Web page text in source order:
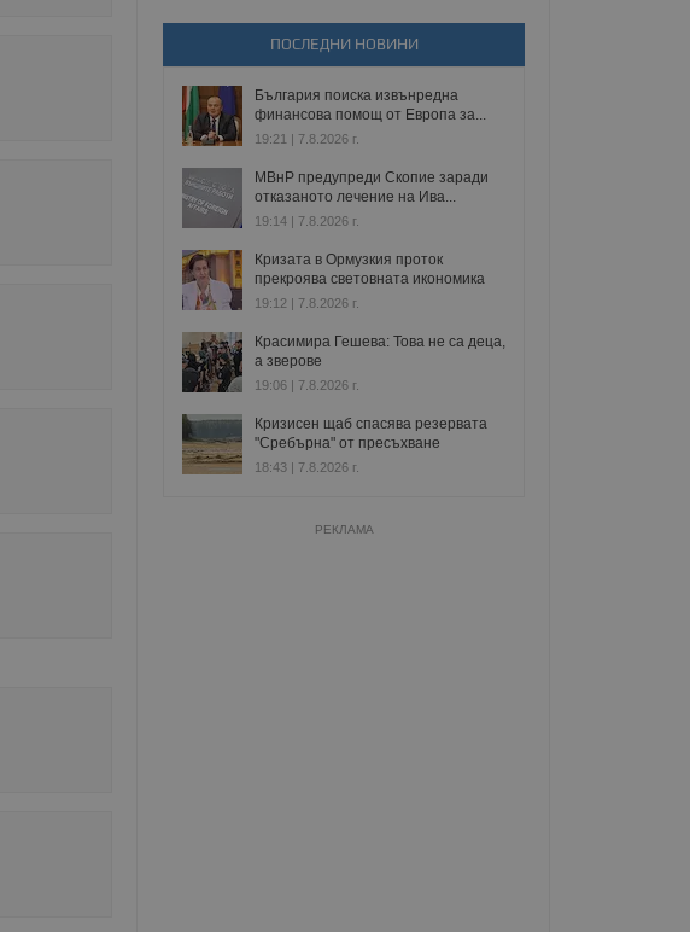
ПОСЛЕДНИ НОВИНИ
България поиска извънредна
финансова помощ от Европа за...
19:21 | 7.8.2026 г.
МВнР предупреди Скопие заради
отказаното лечение на Ива...
19:14 | 7.8.2026 г.
Кризата в Ормузкия проток
прекроява световната икономика
19:12 | 7.8.2026 г.
Красимира Гешева: Това не са деца,
а зверове
19:06 | 7.8.2026 г.
Кризисен щаб спасява резервата
"Сребърна" от пресъхване
18:43 | 7.8.2026 г.
РЕКЛАМА